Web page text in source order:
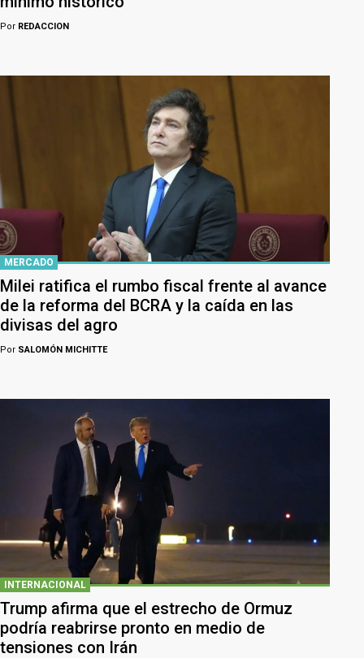
Por REDACCION
MERCADO
Milei ratifica el rumbo fiscal frente al avance
de la reforma del BCRA y la caída en las
divisas del agro
Por SALOMÓN MICHITTE
INTERNACIONAL
Trump afirma que el estrecho de Ormuz
podría reabrirse pronto en medio de
tensiones con Irán